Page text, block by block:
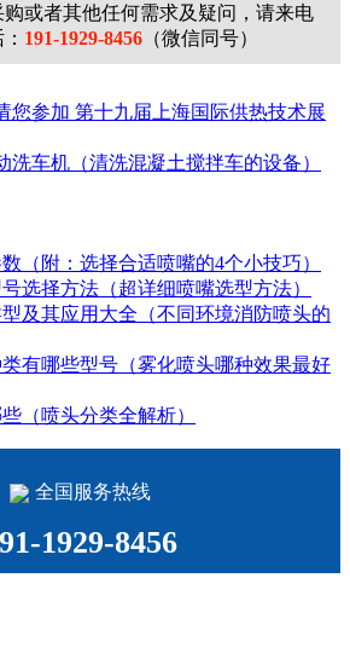
或者其他任何需求及疑问，请来电
191-1929-8456 （微信同号）
您参加 第十九届上海国际供热技术展
洗车机（清洗混凝土搅拌车的设备）
（附：选择合适喷嘴的4个小技巧）
选择方法（超详细喷嘴选型方法）
及其应用大全（不同环境消防喷头的
有哪些型号（雾化喷头哪种效果最好
（喷头分类全解析）
全国服务热线
1929-8456